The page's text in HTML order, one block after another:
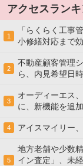
アクセスラン
1
「らくらく工事
小修繕対応まで
2
不動産顧客管理
ら、内見希望日
3
オーディーエス
に、新機能を追加
4 アイスマイリー
5
地方老舗や少数
イン査定」、未